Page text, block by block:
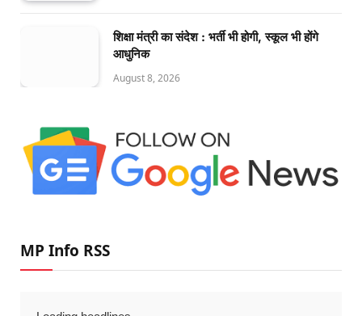
शिक्षा मंत्री का संदेश : भर्ती भी होगी, स्कूल भी होंगे
आधुनिक
August 8, 2026
MP Info RSS